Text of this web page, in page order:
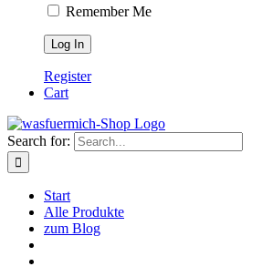
Remember Me
Register
Cart
Search for:
Start
Alle Produkte
zum Blog